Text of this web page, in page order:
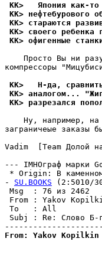
KK>   Япония как-то
KK> нефтебурового
KK> стаpаются
KK> своего ребенка
KK> офигенные
Просто Вы ни
компрессоры
KK>   H-да,
KK> аналогом...
KK> pазpезался
Ну, например,
заграничеые заказы
Vadim  [Team Долой
--- IMHOгpаф марки
* Origin: В
- SU.BOOKS
Msg  :
From : Yakov
To   : All
Subj : Re:
From: Yakov